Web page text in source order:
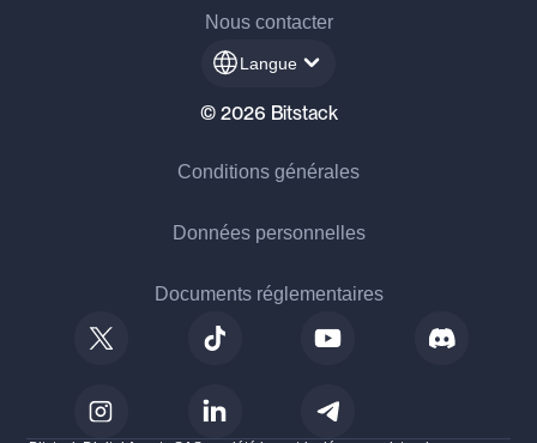
Nous contacter
Langue
© 2026 Bitstack
Conditions générales
Données personnelles
Documents réglementaires